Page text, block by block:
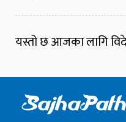
यस्तो छ आजका लागि